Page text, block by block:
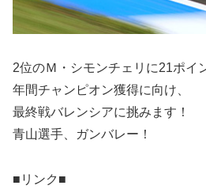
2位のＭ・シモンチェリに21ポイ
年間チャンピオン獲得に向け、
最終戦バレンシアに挑みます！
青山選手、ガンバレー！
■リンク■